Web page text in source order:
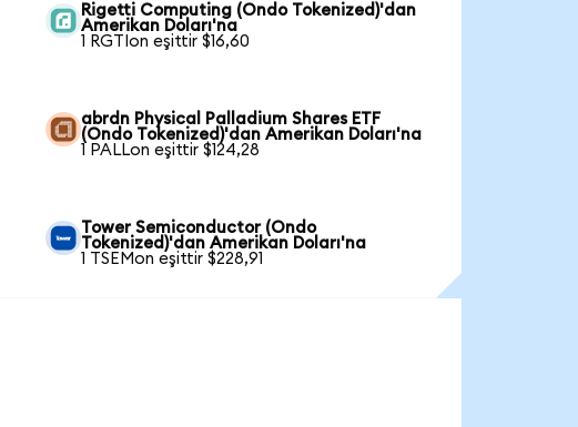
Rigetti Computing (Ondo Tokenized)'dan
Amerikan Doları'na
1 RGTIon eşittir $16,60
abrdn Physical Palladium Shares ETF
(Ondo Tokenized)'dan Amerikan Doları'na
1 PALLon eşittir $124,28
Tower Semiconductor (Ondo
Tokenized)'dan Amerikan Doları'na
1 TSEMon eşittir $228,91